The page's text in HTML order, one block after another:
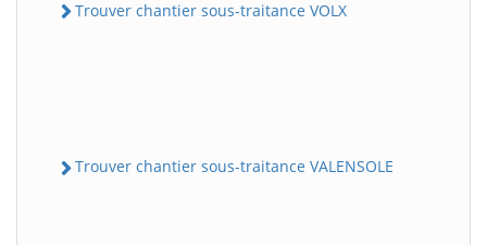
Trouver chantier sous-traitance VOLX
Trouver chantier sous-traitance VALENSOLE